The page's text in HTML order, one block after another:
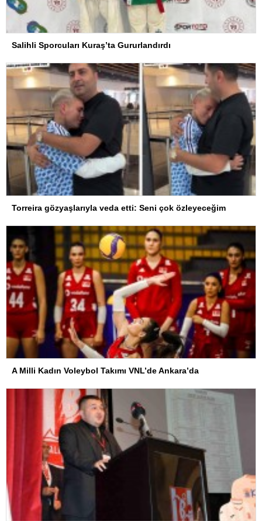
Salihli Sporcuları Kuraş’ta Gururlandırdı
Torreira gözyaşlarıyla veda etti: Seni çok özleyeceğim
A Milli Kadın Voleybol Takımı VNL’de Ankara’da